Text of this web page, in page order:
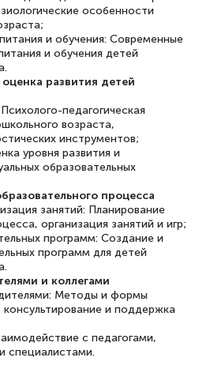
Я прошла курс
по
преподаватель
Хочется
обращении
со мной
на все
и в течении
особенности
и обучения: Современные
и обучения детей
развития детей
педагогическая
возраста,
инструментов;
уровня развития и
образовательных
процесса
занятий: Планирование
организация занятий и игр;
программ: Создание и
программ для детей
и коллегами
Методы и формы
и поддержка
с педагогами,
специалистами.